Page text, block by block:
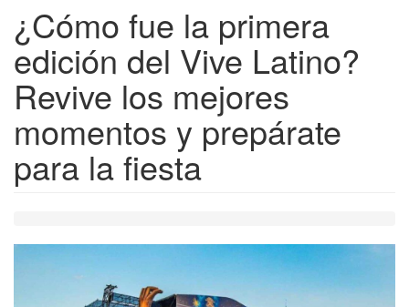
¿Cómo fue la primera
edición del Vive Latino?
Revive los mejores
momentos y prepárate
para la fiesta